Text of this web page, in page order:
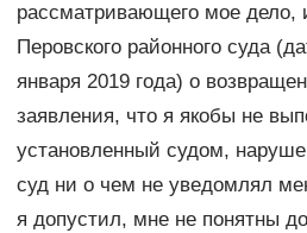
рассматривающего мое дело,
Перовского районного суда
января 2019 года) о
заявления, что я якобы не
установленный судом,
суд ни о чем не уведомлял
я допустил, мне не понятны